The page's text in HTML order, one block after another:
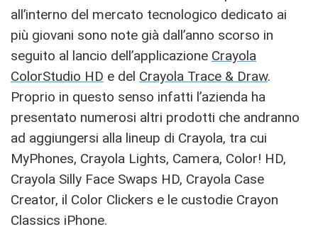
all’interno del mercato tecnologico dedicato ai
più giovani sono note già dall’anno scorso in
seguito al lancio dell’applicazione Crayola
ColorStudio HD e del Crayola Trace & Draw.
Proprio in questo senso infatti l’azienda ha
presentato numerosi altri prodotti che andranno
ad aggiungersi alla lineup di Crayola, tra cui
MyPhones, Crayola Lights, Camera, Color! HD,
Crayola Silly Face Swaps HD, Crayola Case
Creator, il Color Clickers e le custodie Crayon
Classics iPhone.